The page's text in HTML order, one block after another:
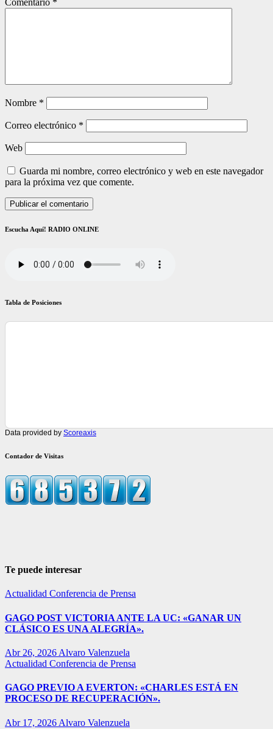
Comentario *
Nombre *
Correo electrónico *
Web
Guarda mi nombre, correo electrónico y web en este navegador
para la próxima vez que comente.
Escucha Aquí! RADIO ONLINE
Tabla de Posiciones
Data provided by Scoreaxis
Contador de Visitas
Te puede interesar
Actualidad Conferencia de Prensa
GAGO POST VICTORIA ANTE LA UC: «GANAR UN
CLÁSICO ES UNA ALEGRÍA».
Abr 26, 2026 Alvaro Valenzuela
Actualidad Conferencia de Prensa
GAGO PREVIO A EVERTON: «CHARLES ESTÁ EN
PROCESO DE RECUPERACIÓN».
Abr 17, 2026 Alvaro Valenzuela